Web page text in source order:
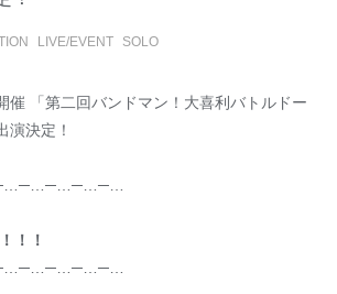
LIVE/EVENT SOLO
催 「第二回バンドマン！大喜利バトルドー
演決定！
！！